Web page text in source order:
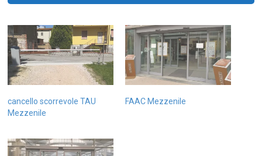
cancello scorrevole TAU
Mezzenile
FAAC Mezzenile